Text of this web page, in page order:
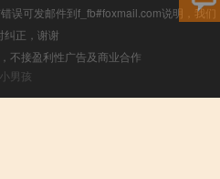
误可发邮件到f_fb#foxmail.com说明，我们
纠正，谢谢
不接盈利性广告及商业合作
小男孩